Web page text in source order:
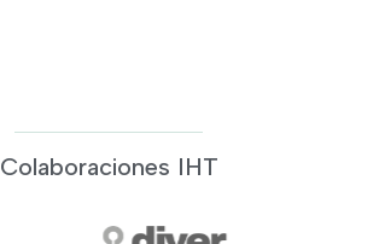
Colaboraciones IHT